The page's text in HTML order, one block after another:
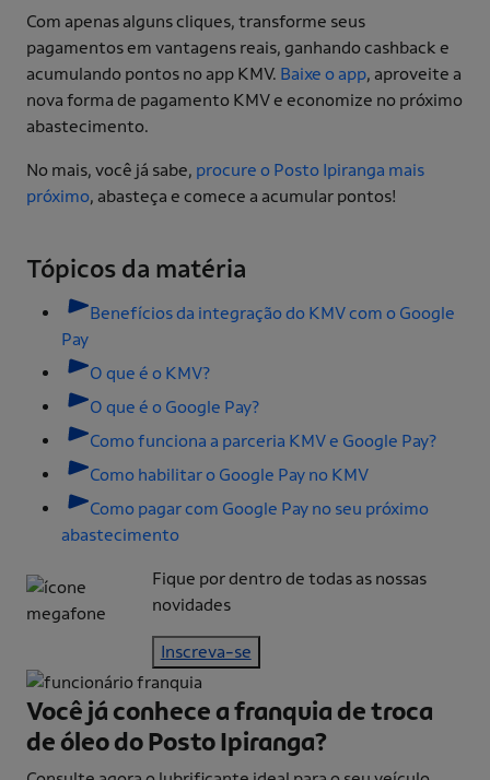
Com apenas alguns cliques, transforme seus
pagamentos em vantagens reais, ganhando cashback e
acumulando pontos no app KMV. Baixe o app, aproveite a
nova forma de pagamento KMV e economize no próximo
abastecimento.
No mais, você já sabe, procure o Posto Ipiranga mais
próximo, abasteça e comece a acumular pontos!
Tópicos da matéria
Benefícios da integração do KMV com o Google
Pay
O que é o KMV?
O que é o Google Pay?
Como funciona a parceria KMV e Google Pay?
Como habilitar o Google Pay no KMV
Como pagar com Google Pay no seu próximo
abastecimento
Fique por dentro de todas as nossas
novidades
Inscreva-se
Você já conhece a franquia detroca
de óleo do Posto Ipiranga?